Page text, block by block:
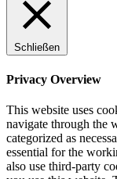
Schließen
Privacy Overview
This website uses
navigate through the
categorized as
essential for the
also use third-party